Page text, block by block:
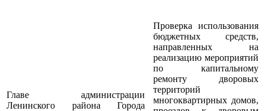
Главе администрации
Ленинского района Города
Проверка использования
бюджетных средств,
направленных на
реализацию мероприятий
по капитальному
ремонту дворовых
территорий
многоквартирных домов,